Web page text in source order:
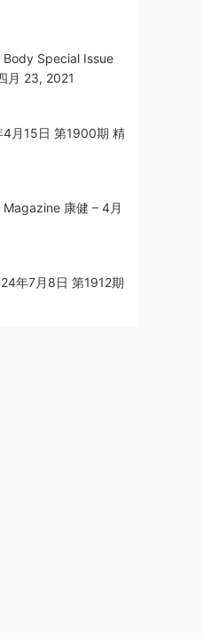
Body Special Issue
月 23, 2021
月15日 第1900期 精
康健 – 4月
年7月8日 第1912期